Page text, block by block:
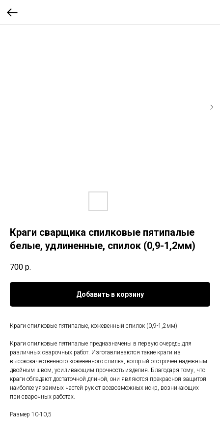
Краги сварщика спилковые пятипалые
белые, удлиненные, спилок (0,9-1,2мм)
700 р.
Добавить в корзину
Краги спилковые пятипалые, кожевенный спилок (0,9-1,2мм)
Краги спилковые пятипалые предназначены в первую очередь для
различных сварочных работ. Изготавливаются такие краги из
высококачественного кожевенного спилка, который отстрочен надежным
двойным швом, усиливающим прочность изделия. Благодаря тому, что
краги обладают достаточной длиной, они являются прекрасной защитой
наиболее уязвимых частей рук от всевозможных искр, возникающих
при сварочных работах.
Размер 10-10,5